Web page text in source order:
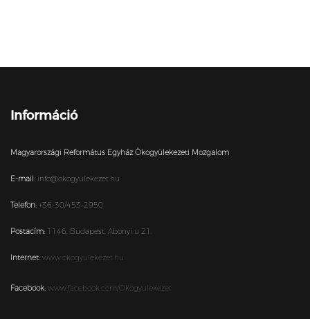
Információ
Magyarországi Református Egyház Ökogyülekezeti Mozgalom
E-mail: info@okogyulekezet.hu
Telefon: +36-30/453-2950
Postacím: 1146, Budapest, Abonyi u 21.
Internet: www.okogyulekezet.hu
Facebook: www.facebook.com/Okogyulekezet